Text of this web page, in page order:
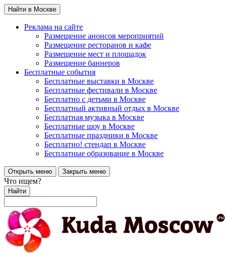
Найти в Москве
Реклама на сайте
Размещение анонсов мероприятий
Размещение ресторанов и кафе
Размещение мест и площадок
Размещение баннеров
Бесплатные события
Бесплатные выставки в Москве
Бесплатные фестивали в Москве
Бесплатно с детьми в Москве
Бесплатный активный отдых в Москве
Бесплатная музыка в Москве
Бесплатные шоу в Москве
Бесплатные праздники в Москве
Бесплатно! стендап в Москве
Бесплатные образование в Москве
Открыть меню Закрыть меню
Что ищем?
Найти